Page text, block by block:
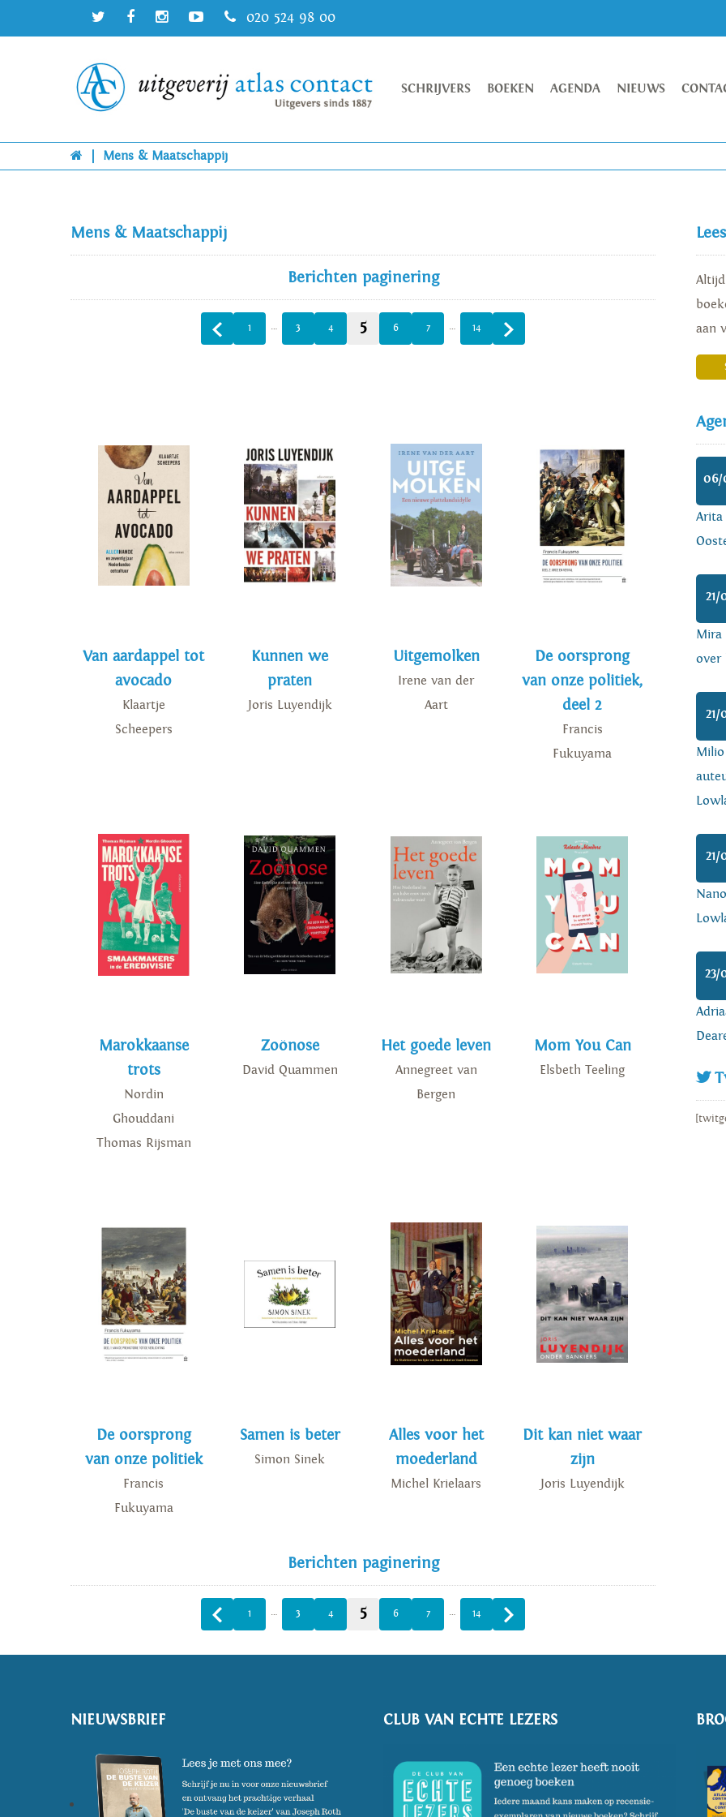
020 524 98 00
SCHRIJVERS BOEKEN AGENDA NIEUWS
Mens & Maatschappij
Mens & Maatschappij
Berichten paginering
1 … 3 4 5 6 7 … 14
Van aardappel tot
avocado
Klaartje
Scheepers
Kunnen we
praten
Joris Luyendijk
Uitgemolken
Irene van der
Aart
De oorsprong
van onze politiek,
deel 2
Francis
Fukuyama
Marokkaanse
trots
Nordin
Ghouddani
Thomas Rijsman
Zoönose
David Quammen
Het goede leven
Annegreet van
Bergen
Mom You Can
Elsbeth Teeling
De oorsprong
van onze politiek
Francis
Fukuyama
Samen is beter
Simon Sinek
Alles voor het
moederland
Michel Krielaars
Dit kan niet waar
zijn
Joris Luyendijk
Berichten paginering
1 … 3 4 5 6 7 … 14
aan
06/
Arita
21/
Mira
over
21/
21/
23/
NIEUWSBRIEF CLUB VAN ECHTE LEZERS